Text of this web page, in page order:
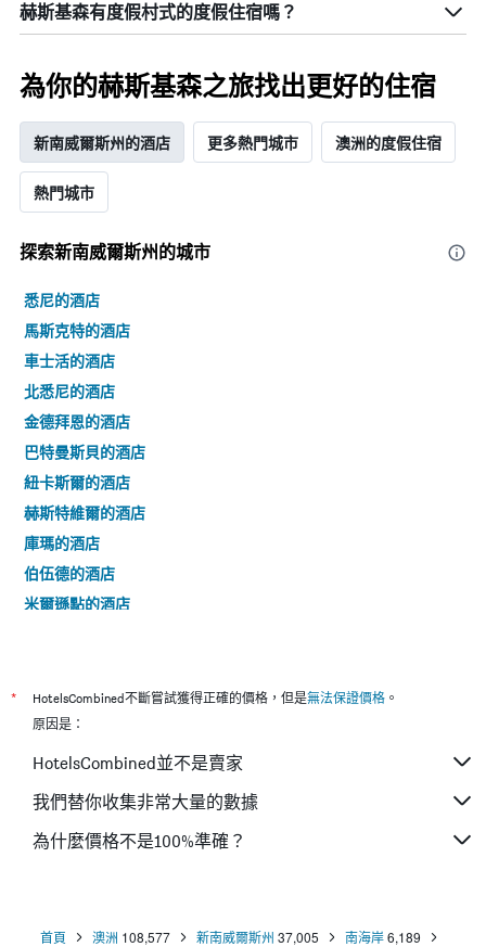
赫斯基森有度假村式的度假住宿嗎？
為你的赫斯基森之旅找出更好的住宿
新南威爾斯州的酒店 更多熱門城市 澳洲的度假住宿
熱門城市
探索新南威爾斯州​的城市
悉尼的酒店
馬斯克特的酒店
車士活的酒店
北悉尼的酒店
金德拜恩的酒店
巴特曼斯貝的酒店
紐卡斯爾的酒店
赫斯特維爾的酒店
庫瑪的酒店
伯伍德的酒店
米爾遜點的酒店
麥格理公園的酒店
尼爾森灣的酒店
Parramatta的酒店
溫特沃斯瀑布的酒店
Norwest的酒店
波高爾賓的酒店
* HotelsCombined不斷嘗試獲得正確的價格，但是無法保證價格 。
原因是：
HotelsCombined並不是賣家
我們替你收集非常大量的數據
為什麼價格不是100%準確？
首頁 澳洲 108,577 新南威爾斯州 37,005 南海岸 6,189